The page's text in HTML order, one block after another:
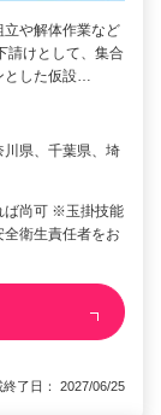
や解体作業など
請けとして、集合
とした仮設…
県、千葉県、埼
ば尚可 ※玉掛技能
衛生責任者をお
了日： 2027/06/25